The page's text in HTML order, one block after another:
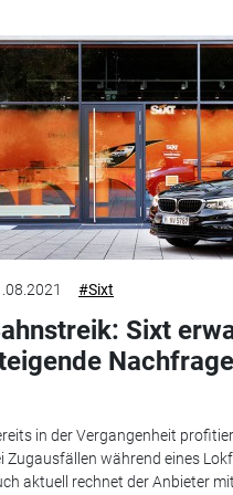
#Sixt
Sixt
Nachfrage
in der Vergangenheit
Zugausfällen während eines
aktuell rechnet der Anbieter mit